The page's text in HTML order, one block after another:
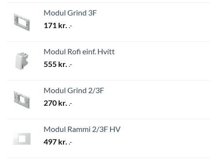
Modul Grind 3F
171 kr. .-
Modul Rofi einf. Hvítt
555 kr. .-
Modul Grind 2/3F
270 kr. .-
Modul Rammi 2/3F HV
497 kr. .-